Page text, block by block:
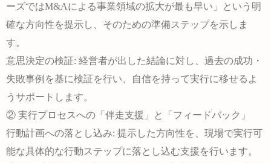
ーズではM&Aによる事業領域の拡大が最も早い」という 明
確な方向性を提示し、そのための準備ステップを示しま
す。
意思決定の検証: 経営者が出した結論に対し、過去の成功・
失敗事例を基に検証を行い、自信を持って実行に移せるよ
うサポートします。
② 実行プロセスへの「伴走支援」と「フィードバック」
行動計画への落とし込み: 提示した方向性を、現場で実行可
能な具体的な行動ステップに落とし込む支援を行います。